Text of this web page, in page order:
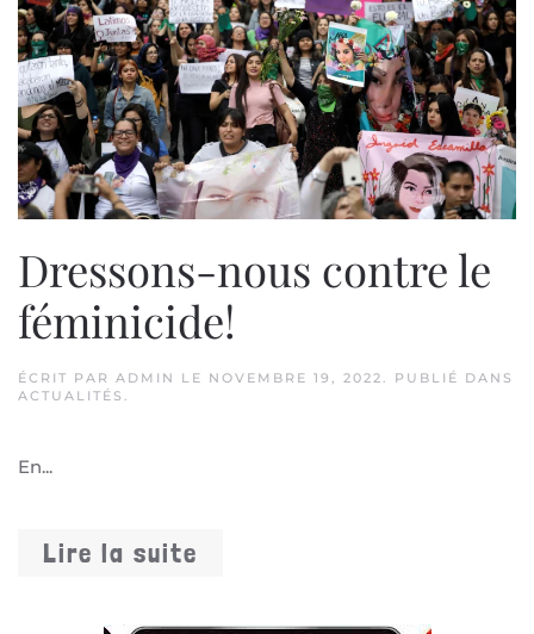
Dressons-nous contre le
féminicide!
ÉCRIT PAR ADMIN LE NOVEMBRE 19, 2022. PUBLIÉ DANS
ACTUALITÉS .
En...
Lire la suite